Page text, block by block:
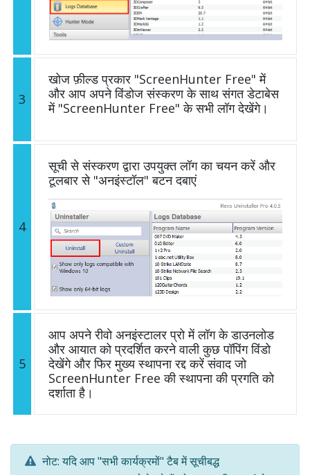
3
खोज फ़ील्ड प्रकार "ScreenHunter Free" में
और आप अपने विंडोज संस्करण के साथ संगत डेटाबेस
में "ScreenHunter Free" के सभी लॉग देखेंगे।
4
सूची से संस्करण द्वारा उपयुक्त लॉग का चयन करें और
टूलबार से "अनइंस्टॉल" बटन दबाएं
5
आप अपने रीवो अनइंस्टालर प्रो में लॉग के डाउनलोड
और आयात को प्रदर्शित करने वाली कुछ पॉपिंग विंडो
देखेंगे और फिर मुख्य स्थापना रद्द करें संवाद जो
ScreenHunter Free की स्थापना की प्रगति को
दर्शाता है।
नोट: यदि आप "सभी कार्यक्रमों" टैब में सूचीबद्ध